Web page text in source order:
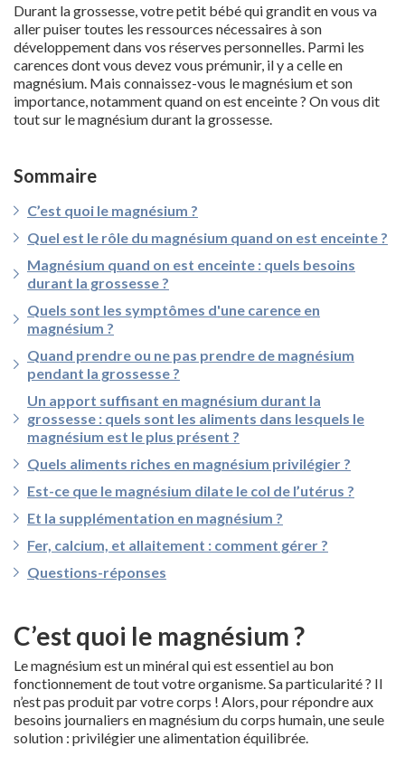
Durant la grossesse, votre petit bébé qui grandit en vous va
aller puiser toutes les ressources nécessaires à son
développement dans vos réserves personnelles. Parmi les
carences dont vous devez vous prémunir, il y a celle en
magnésium. Mais connaissez-vous le magnésium et son
importance, notamment quand on est enceinte ? On vous dit
tout sur le magnésium durant la grossesse.
Sommaire
C’est quoi le magnésium ?
Quel est le rôle du magnésium quand on est enceinte ?
Magnésium quand on est enceinte : quels besoins
durant la grossesse ?
Quels sont les symptômes d'une carence en
magnésium ?
Quand prendre ou ne pas prendre de magnésium
pendant la grossesse ?
Un apport suffisant en magnésium durant la
grossesse : quels sont les aliments dans lesquels le
magnésium est le plus présent ?
Quels aliments riches en magnésium privilégier ?
Est-ce que le magnésium dilate le col de l’utérus ?
Et la supplémentation en magnésium ?
Fer, calcium, et allaitement : comment gérer ?
Questions-réponses
C’est quoi le magnésium ?
Le magnésium est un minéral qui est essentiel au bon
fonctionnement de tout votre organisme. Sa particularité ? Il
n’est pas produit par votre corps ! Alors, pour répondre aux
besoins journaliers en magnésium du corps humain, une seule
solution : privilégier une alimentation équilibrée.